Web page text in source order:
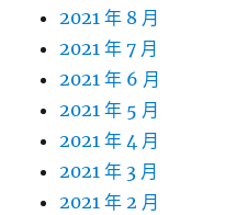
2021 年 8 月
2021 年 7 月
2021 年 6 月
2021 年 5 月
2021 年 4 月
2021 年 3 月
2021 年 2 月